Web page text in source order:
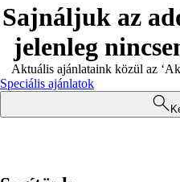
Sajnáljuk az
jelenleg
Aktuális ajánlataink közül az
Speciális ajánlatok